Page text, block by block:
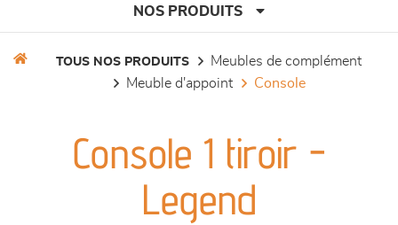
NOS PRODUITS
séjours
meubles de complément
TOUS NOS PRODUITS
meubles de complément
meuble d'appoint
console
Console 1 tiroir -
Legend